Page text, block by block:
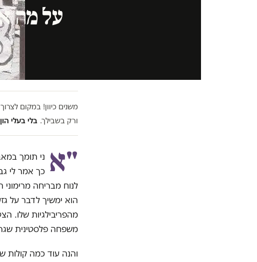
על מה
משנים כיוון! במקום
ורק בשבילך. בלי בעלי
"א ני תומך
הוא ימשיך לדבר על
מהפריבילגיות שלו.
משפחה פלסטינית
והנה עוד כמה קולות